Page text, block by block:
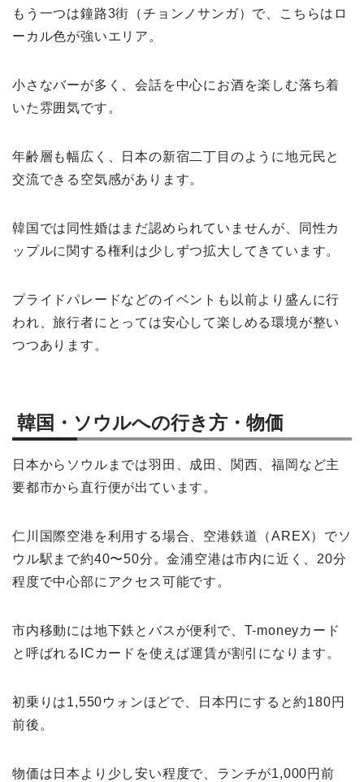
もう一つは鐘路3街（チョンノサンガ）で、こちらはロ
ーカル色が強いエリア。
小さなバーが多く、会話を中心にお酒を楽しむ落ち着
いた雰囲気です。
年齢層も幅広く、日本の新宿二丁目のように地元民と
交流できる空気感があります。
韓国では同性婚はまだ認められていませんが、同性カ
ップルに関する権利は少しずつ拡大してきています。
プライドパレードなどのイベントも以前より盛んに行
われ、旅行者にとっては安心して楽しめる環境が整い
つつあります。
韓国・ソウルへの行き方・物価
日本からソウルまでは羽田、成田、関西、福岡など主
要都市から直行便が出ています。
仁川国際空港を利用する場合、空港鉄道（AREX）でソ
ウル駅まで約40〜50分。金浦空港は市内に近く、20分
程度で中心部にアクセス可能です。
市内移動には地下鉄とバスが便利で、T-moneyカード
と呼ばれるICカードを使えば運賃が割引になります。
初乗りは1,550ウォンほどで、日本円にすると約180円
前後。
物価は日本より少し安い程度で、ランチが1,000円前